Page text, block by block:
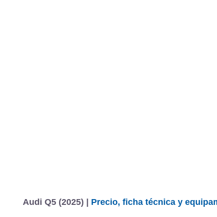
Audi Q5 (2025) | Precio, ficha técnica y